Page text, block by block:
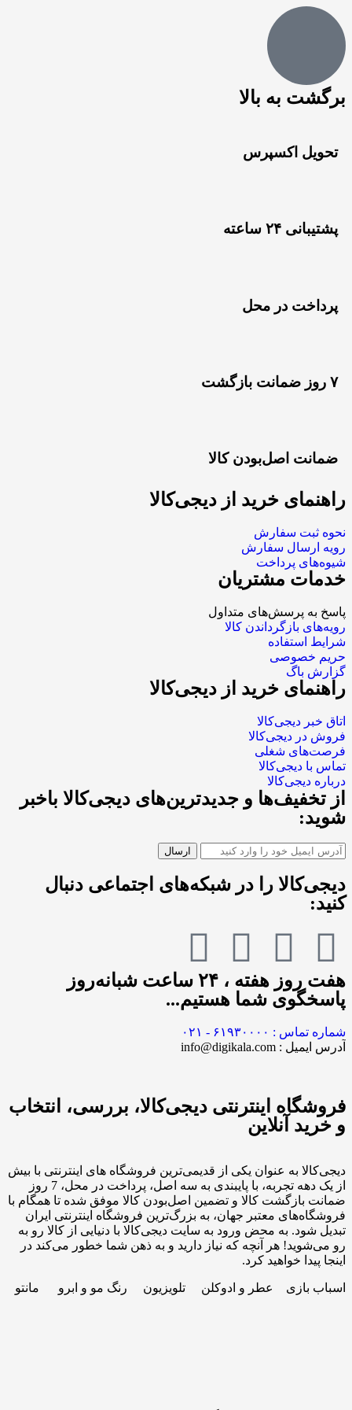
برگشت به بالا
تحویل اکسپرس
پشتیبانی ۲۴ ساعته
پرداخت در محل
۷ روز ضمانت بازگشت
ضمانت اصل‌بودن کالا
راهنمای خرید از دیجی‌کالا
نحوه ثبت سفارش
رویه ارسال سفارش
شیوه‌های پرداخت
خدمات مشتریان
پاسخ به پرسش‌های متداول
رویه‌های بازگرداندن کالا
شرایط استفاده
حریم خصوصی
گزارش باگ
راهنمای خرید از دیجی‌کالا
اتاق خبر دیجی‌کالا
فروش در دیجی‌کالا
فرصت‌های شغلی
تماس با دیجی‌کالا
درباره دیجی‌کالا
از تخفیف‌ها و جدیدترین‌های دیجی‌کالا باخبر
شوید:
دیجی‌کالا را در شبکه‌های اجتماعی دنبال
کنید:
هفت روز هفته ، ۲۴ ساعت شبانه‌روز
پاسخگوی شما هستیم...
شماره تماس : ۶۱۹۳۰۰۰۰ - ۰۲۱
آدرس ایمیل : info@digikala.com
فروشگاه اینترنتی دیجی‌کالا، بررسی، انتخاب
و خرید آنلاین
دیجی‌کالا به عنوان یکی از قدیمی‌ترین فروشگاه های اینترنتی با بیش
از یک دهه تجربه، با پایبندی به سه اصل، پرداخت در محل، 7 روز
ضمانت بازگشت کالا و تضمین اصل‌بودن کالا موفق شده تا همگام با
فروشگاه‌های معتبر جهان، به بزرگ‌ترین فروشگاه اینترنتی ایران
تبدیل شود. به محض ورود به سایت دیجی‌کالا با دنیایی از کالا رو به
رو می‌شوید! هر آنچه که نیاز دارید و به ذهن شما خطور می‌کند در
اینجا پیدا خواهید کرد.
اسباب بازی عطر و ادوکلن تلویزیون رنگ مو و ابرو مانتو